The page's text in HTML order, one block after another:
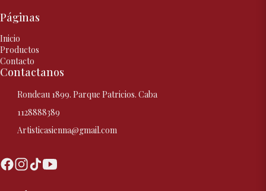
Páginas
Inicio
Productos
Contacto
Contactanos
Rondeau 1899. Parque Patricios. Caba
1128888389
Artisticasienna@gmail.com